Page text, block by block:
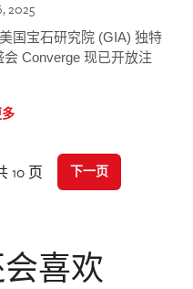
2025
国宝石研究院 (GIA) 独特
Converge 现已开放注
10 页 下一页
喜欢